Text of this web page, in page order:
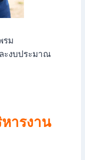
รม
ะงบประมาณ
ารงาน